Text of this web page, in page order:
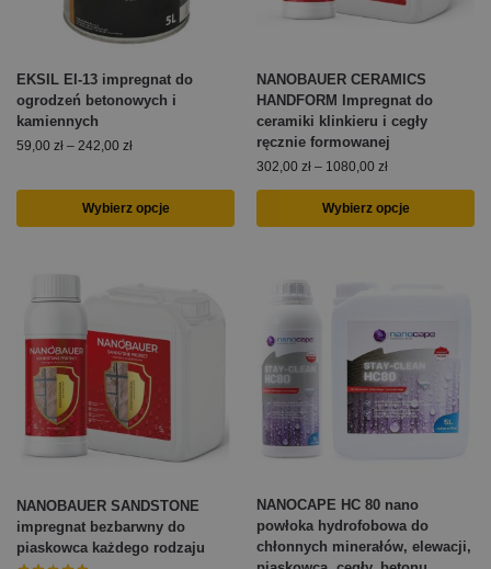
EKSIL EI-13 impregnat do
ogrodzeń betonowych i
kamiennych
59,00 zł – 242,00 zł
Wybierz opcje
NANOBAUER CERAMICS
HANDFORM Impregnat do
ceramiki klinkieru i cegły
ręcznie formowanej
302,00 zł – 1080,00 zł
Wybierz opcje
NANOBAUER SANDSTONE
impregnat bezbarwny do
piaskowca każdego rodzaju
NANOCAPE HC 80 nano
powłoka hydrofobowa do
chłonnych minerałów, elewacji,